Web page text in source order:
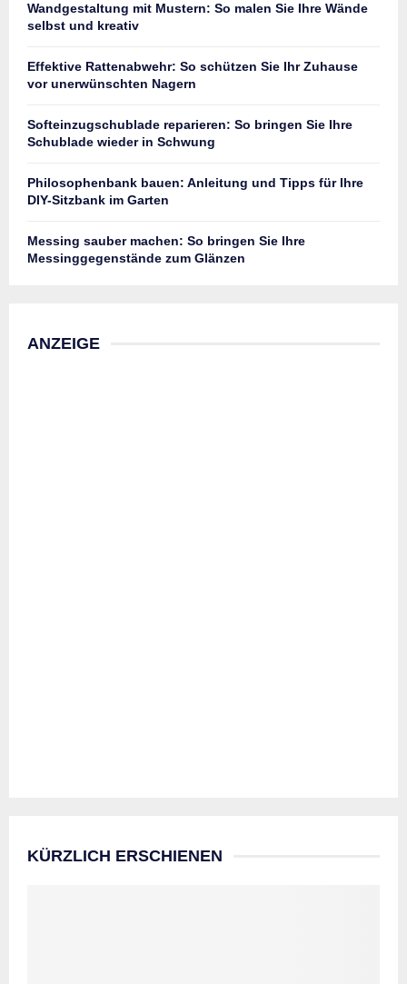
Wandgestaltung mit Mustern: So malen Sie Ihre Wände
selbst und kreativ
Effektive Rattenabwehr: So schützen Sie Ihr Zuhause
vor unerwünschten Nagern
Softeinzugschublade reparieren: So bringen Sie Ihre
Schublade wieder in Schwung
Philosophenbank bauen: Anleitung und Tipps für Ihre
DIY-Sitzbank im Garten
Messing sauber machen: So bringen Sie Ihre
Messinggegenstände zum Glänzen
ANZEIGE
KÜRZLICH ERSCHIENEN